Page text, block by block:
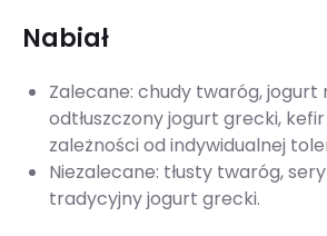
Nabiał
Zalecane: chudy twaróg, jogurt
odtłuszczony jogurt grecki,
zależności od indywidualnej
Niezalecane: tłusty twaróg,
tradycyjny jogurt grecki.